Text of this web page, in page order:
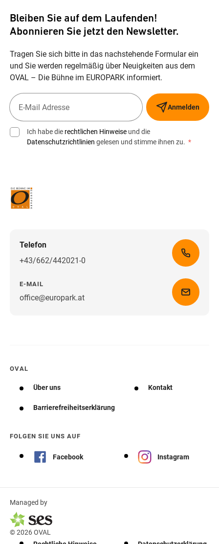
Bleiben Sie auf dem Laufenden!
Abonnieren Sie jetzt den Newsletter.
Tragen Sie sich bitte in das nachstehende Formular ein
und Sie werden regelmäßig über Neuigkeiten aus dem
OVAL – Die Bühne im EUROPARK informiert.
Anmelden
Ich habe die rechtlichen Hinweise und die
Datenschutzrichtlinien gelesen und stimme ihnen zu. *
Telefon
+43/662/442021-0
E-MAIL
office@europark.atWegbeschreibung erhalten
OVAL
Über uns Kontakt
Barrierefreiheitserklärung
FOLGEN SIE UNS AUF
Facebook Instagram
Managed by
© 2026 OVAL